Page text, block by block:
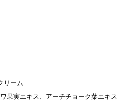
リーム
果実エキス、アーチチョーク葉エキス